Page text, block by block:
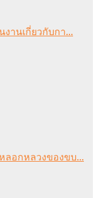
งานเกี่ยวกับกา...
ลอกหลวงของขบ...